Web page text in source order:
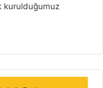
kurulduğumuz